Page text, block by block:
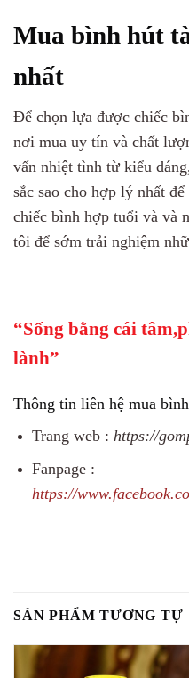
Mua bình hút
nhất
Để chọn lựa được chiếc
nơi mua uy tín và chất
vấn nhiệt tình từ kiểu
sắc sao cho hợp lý nhất
chiếc bình hợp tuổi và và
tôi để sớm trải nghiệm
“Sống bằng cái
lành”
Thông tin liên hệ mua
Trang web : https://
Fanpage :
https://
SẢN PHẨM TƯƠNG TỰ